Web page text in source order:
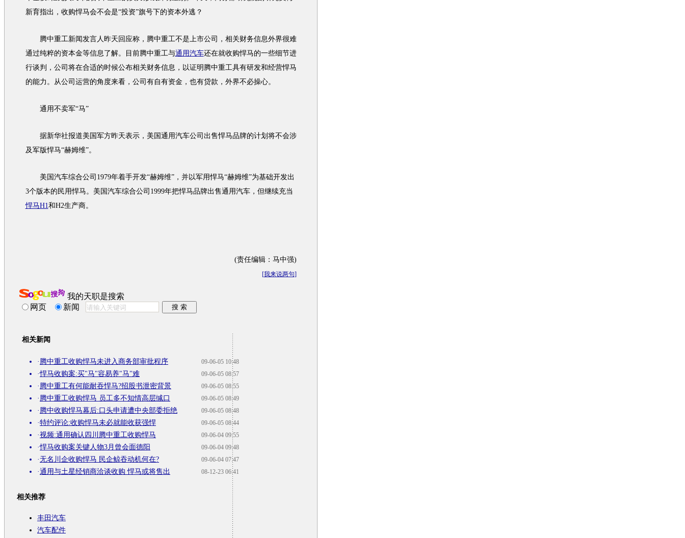
新育指出，收购悍马会不会是“投资”旗号下的资本外逃？
腾中重工新闻发言人昨天回应称，腾中重工不是上市公司，相关财务信息外界很难
通过纯粹的资本金等信息了解。目前腾中重工与通用汽车还在就收购悍马的一些细节进
行谈判，公司将在合适的时候公布相关财务信息，以证明腾中重工具有研发和经营悍马
的能力。从公司运营的角度来看，公司有自有资金，也有贷款，外界不必操心。
通用不卖军“马”
据新华社报道美国军方昨天表示，美国 通用汽车公司出售悍马品牌的计划将不会涉
及军版悍马“赫姆维”。
美国 汽车综合公司1979年着手开发“赫姆维”，并以军用悍马“赫姆维”为基础开发出
3个版本的民用悍马。美国 汽车综合公司1999年把悍马品牌出售通用汽车，但继续充当
悍马H1和H2生产商。
(责任编辑：马中强)
[我来说两句]
我的天职是搜索
网页
新闻
相关新闻
09-06-05 10:48
· 腾中重工收购悍马未进入商务部审批程序
09-06-05 08:57
·悍马收购案:买"马"容易养"马"难
09-06-05 08:55
· 腾中重工有何能耐吞悍马?招股书泄密背景
09-06-05 08:49
· 腾中重工收购悍马 员工多不知情高层缄口
09-06-05 08:48
· 腾中收购悍马幕后:口头申请遭中央部委拒绝
09-06-05 08:44
·特约评论:收购悍马未必就能收获强悍
09-06-04 09:55
·视频:通用确认四川腾中重工收购悍马
09-06-04 09:48
·悍马收购案关键人物3月曾会面德阳
09-06-04 07:47
·无名川企收购悍马 民企鲸吞动机何在?
08-12-23 06:41
·通用与土星经销商洽谈收购 悍马或将售出
相关推荐
丰田汽车
汽车配件